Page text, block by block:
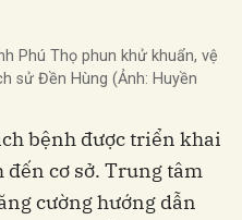
Phú Thọ phun khử khuẩn, vệ
sử Đền Hùng (Ảnh: Huyền
bệnh được triển khai
cơ sở. Trung tâm
cường hướng dẫn